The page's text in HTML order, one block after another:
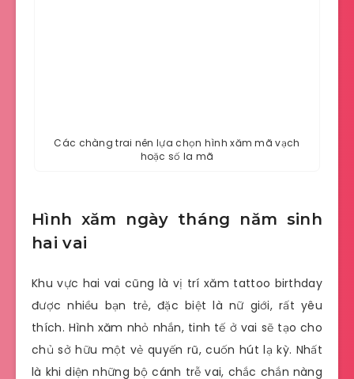
Các chàng trai nên lựa chọn hình xăm mã vạch
hoặc số la mã
Hình xăm ngày tháng năm sinh
hai vai
Khu vực hai vai cũng là vị trí xăm tattoo birthday
được nhiều bạn trẻ, đặc biệt là nữ giới, rất yêu
thích. Hình xăm nhỏ nhắn, tinh tế ở vai sẽ tạo cho
chủ sở hữu một vẻ quyến rũ, cuốn hút lạ kỳ. Nhất
là khi diện những bộ cánh trễ vai, chắc chắn nàng